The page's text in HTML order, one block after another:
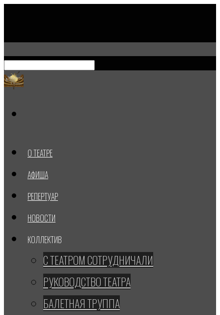
О ТЕАТРЕ
АФИША
РЕПЕРТУАР
НОВОСТИ
КОЛЛЕКТИВ
С ТЕАТРОМ СОТРУДНИЧАЛИ
РУКОВОДСТВО ТЕАТРА
БАЛЕТНАЯ ТРУППА